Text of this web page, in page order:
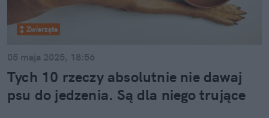
Zwierzęta
05 maja 2025, 18:56
Tych 10 rzeczy absolutnie nie dawaj
psu do jedzenia. Są dla niego trujące